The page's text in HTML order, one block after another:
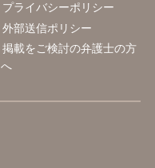
プライバシーポリシー
外部送信ポリシー
掲載をご検討の弁護士の方
へ